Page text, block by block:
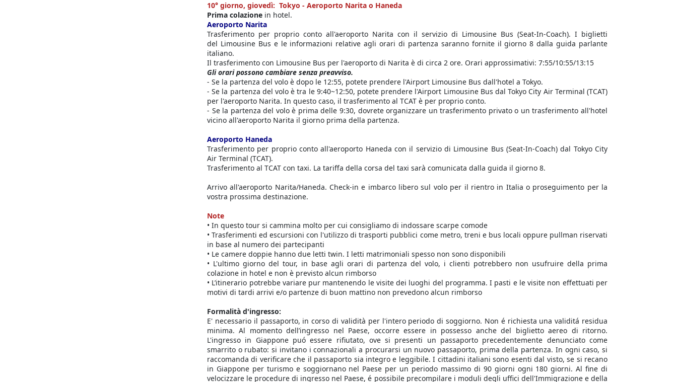
10° giorno, giovedì: Tokyo - Aeroporto Narita o Haneda
Prima colazione in hotel.
Aeroporto Narita
Trasferimento per proprio conto all'aeroporto Narita con il servizio di Limousine Bus (Seat-In-Coach). I biglietti
del Limousine Bus e le informazioni relative agli orari di partenza saranno fornite il giorno 8 dalla guida parlante
italiano.
Il trasferimento con Limousine Bus per l'aeroporto di Narita è di circa 2 ore. Orari approssimativi: 7:55/10:55/13:15
Gli orari possono cambiare senza preavviso.
- Se la partenza del volo è dopo le 12:55, potete prendere l'Airport Limousine Bus dall'hotel a Tokyo.
- Se la partenza del volo è tra le 9:40~12:50, potete prendere l'Airport Limousine Bus dal Tokyo City Air Terminal (TCAT)
per l'aeroporto Narita. In questo caso, il trasferimento al TCAT è per proprio conto.
- Se la partenza del volo è prima delle 9:30, dovrete organizzare un trasferimento privato o un trasferimento all'hotel
vicino all'aeroporto Narita il giorno prima della partenza.
Aeroporto Haneda
Trasferimento per proprio conto all'aeroporto Haneda con il servizio di Limousine Bus (Seat-In-Coach) dal Tokyo City
Air Terminal (TCAT).
Trasferimento al TCAT con taxi. La tariffa della corsa del taxi sarà comunicata dalla guida il giorno 8.
Arrivo all'aeroporto Narita/Haneda. Check-in e imbarco libero sul volo per il rientro in Italia o proseguimento per la
vostra prossima destinazione.
Note
• In questo tour si cammina molto per cui consigliamo di indossare scarpe comode
• Trasferimenti ed escursioni con l'utilizzo di trasporti pubblici come metro, treni e bus locali oppure pullman riservati
in base al numero dei partecipanti
• Le camere doppie hanno due letti twin. I letti matrimoniali spesso non sono disponibili
• L'ultimo giorno del tour, in base agli orari di partenza del volo, i clienti potrebbero non usufruire della prima
colazione in hotel e non è previsto alcun rimborso
• L’itinerario potrebbe variare pur mantenendo le visite dei luoghi del programma. I pasti e le visite non effettuati per
motivi di tardi arrivi e/o partenze di buon mattino non prevedono alcun rimborso
Formalità d'ingresso:
E' necessario il passaporto, in corso di validità per l'intero periodo di soggiorno. Non é richiesta una validitá residua
minima. Al momento dell’ingresso nel Paese, occorre essere in possesso anche del biglietto aereo di ritorno.
L'ingresso in Giappone puó essere rifiutato, ove si presenti un passaporto precedentemente denunciato come
smarrito o rubato: si invitano i connazionali a procurarsi un nuovo passaporto, prima della partenza. In ogni caso, si
raccomanda di verificare che il passaporto sia integro e leggibile. I cittadini italiani sono esenti dal visto, se si recano
in Giappone per turismo e soggiornano nel Paese per un periodo massimo di 90 giorni ogni 180 giorni. Al fine di
velocizzare le procedure di ingresso nel Paese, é possibile precompilare i moduli degli uffici dell'Immigrazione e della